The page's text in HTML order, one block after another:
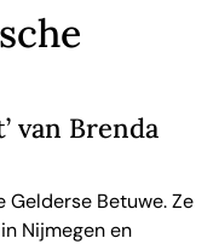
van Brenda
Gelderse Betuwe. Ze
Nijmegen en